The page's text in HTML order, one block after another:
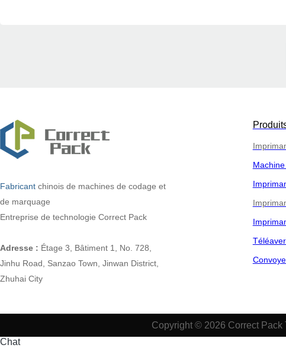
Fabricant chinois de machines de codage et
de marquage
Entreprise de technologie Correct Pack
Adresse : Étage 3, Bâtiment 1, No. 728,
Jinhu Road, Sanzao Town, Jinwan District,
Zhuhai City
Copyright © 2026 Correct Pack
Chat